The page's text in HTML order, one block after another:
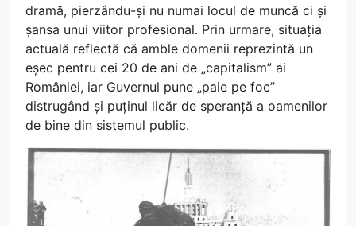
dramă, pierzându-și nu numai locul de muncă ci și
șansa unui viitor profesional. Prin urmare, situația
actuală reflectă că amble domenii reprezintă un
eșec pentru cei 20 de ani de „capitalism” ai
României, iar Guvernul pune „paie pe foc”
distrugând și puținul licăr de speranță a oamenilor
de bine din sistemul public.